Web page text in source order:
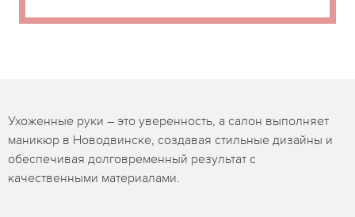
Ухоженные руки – это уверенность, а салон выполняет
маникюр в Новодвинске, создавая стильные дизайны и
обеспечивая долговременный результат с
качественными материалами.